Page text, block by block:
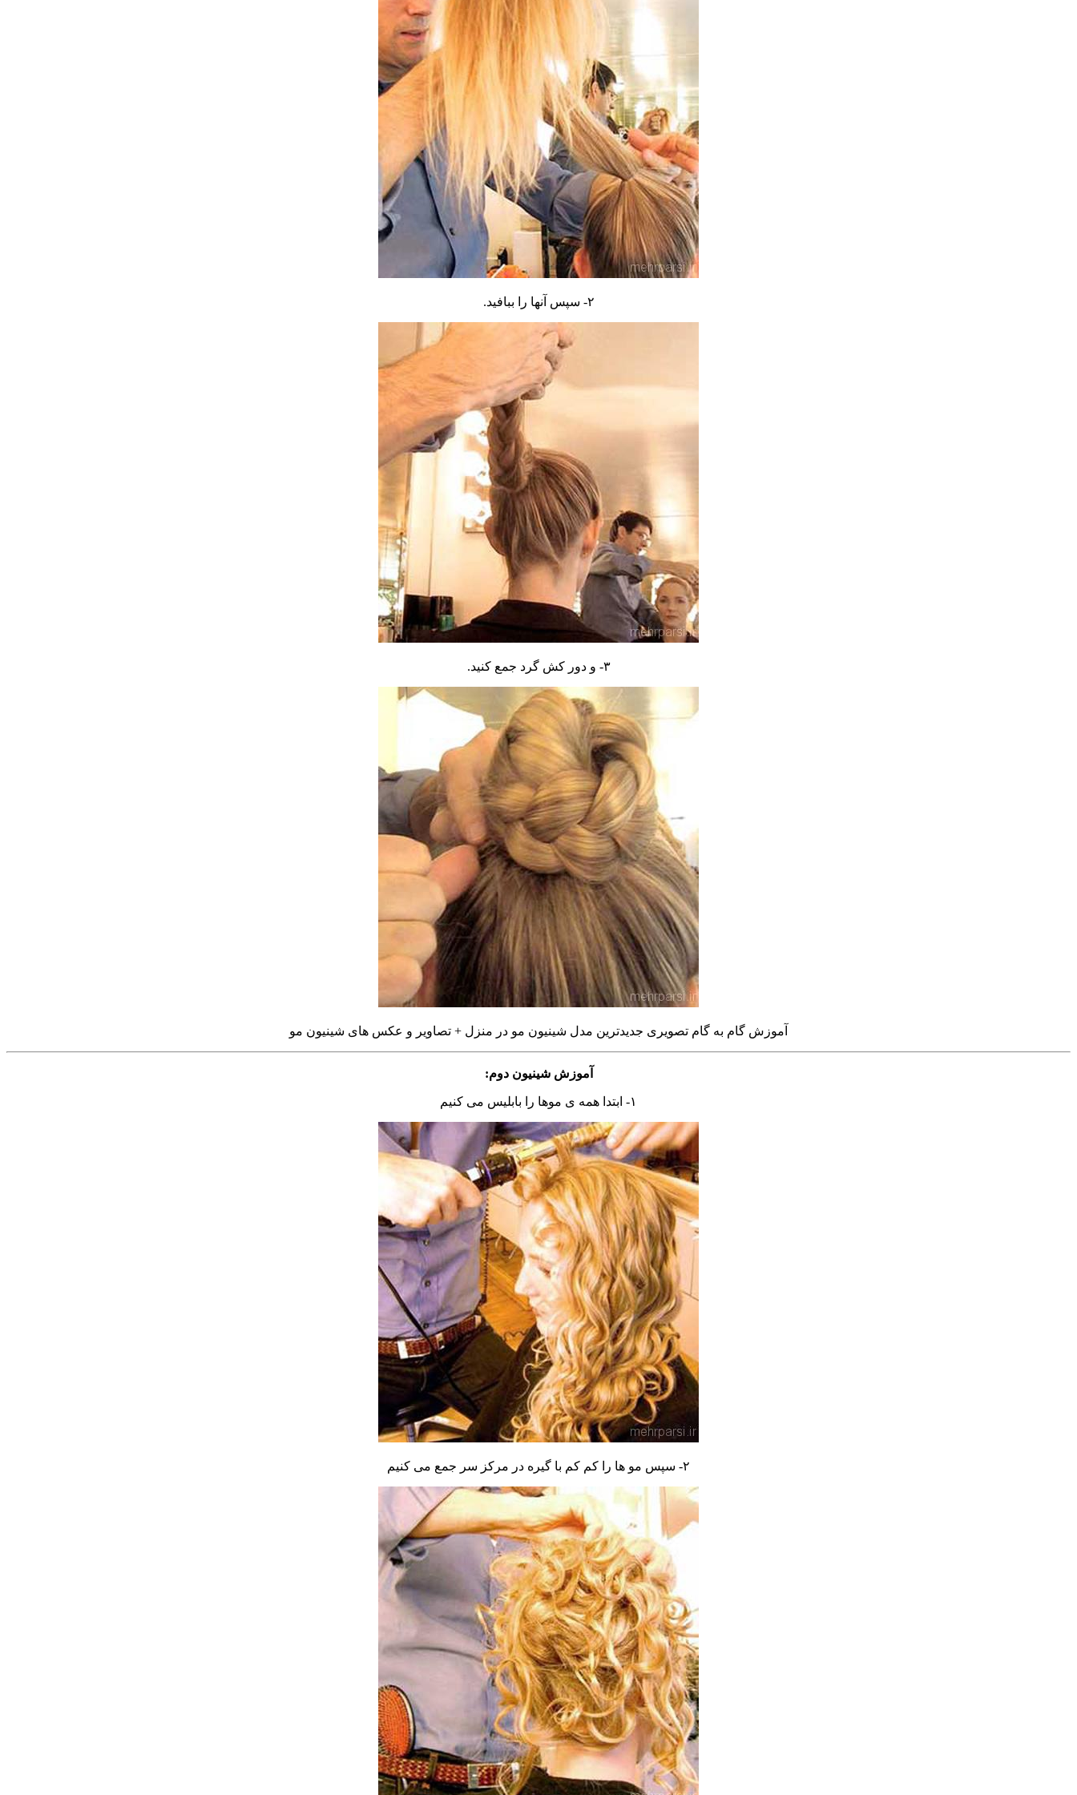
۲- سپس آنها را ببافید.
۳- و دور کش گرد جمع کنید.
آموزش گام به گام تصویری جدیدترین مدل شینیون مو در منزل + تصاویر و عکس های شینیون مو
آموزش شینیون دوم:
۱- ابتدا همه ی موها را بابلیس می کنیم
۲- سپس مو ها را کم کم با گیره در مرکز سر جمع می کنیم